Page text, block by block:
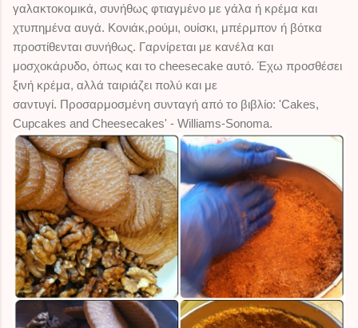
γαλακτοκομικά, συνήθως φτιαγμένο με γάλα ή κρέμα και
χτυπημένα αυγά. Κονιάκ,ρούμι, ουίσκι, μπέρμπον ή βότκα
προστίθενται συνήθως. Γαρνίρεται με κανέλα και
μοσχοκάρυδο, όπως και το cheesecake αυτό. Έχω προσθέσει
ξινή κρέμα, αλλά ταιριάζει πολύ και με
σαντυγί. Προσαρμοσμένη συνταγή από το βιβλίο: 'Cakes,
Cupcakes and Cheesecakes' - Williams-Sonoma.